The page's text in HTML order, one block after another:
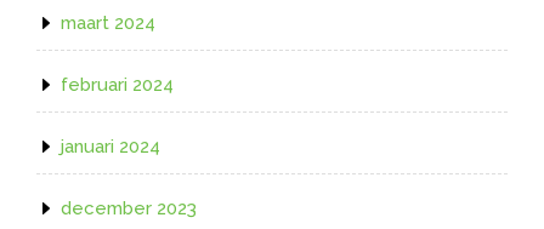
maart 2024
februari 2024
januari 2024
december 2023